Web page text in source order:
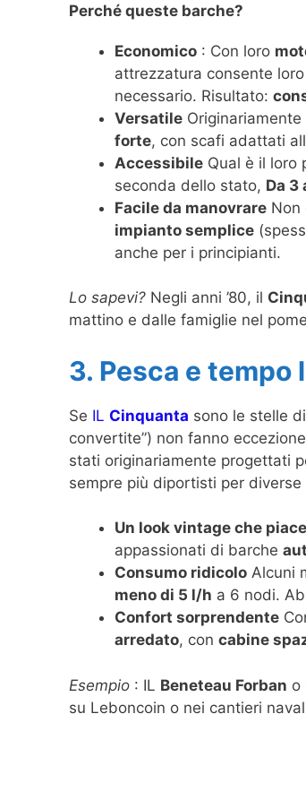
Perché queste barche?
Economico : Con loro
attrezzatura consente
necessario. Risultato:
Versatile
forte, con scafi adattati
Accessibile Qual è il loro
seconda dello stato, Da 3
Facile da manovrare Non
impianto semplice
anche per i principianti.
Lo sapevi? Negli anni ’80, il
mattino e dalle famiglie nel
3. Pesca e
Se IL Cinquanta sono le stelle
convertite”) non fanno
stati originariamente progettati
sempre più diportisti per diverse
Un look vintage che piace
appassionati di barche
Consumo ridicolo Alcuni
meno di 5 l/h a 6 nodi.
Confort sorprendente
arredato, con cabine
Esempio : IL Beneteau Forban o
su Leboncoin o nei cantieri